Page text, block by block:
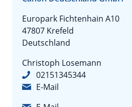
Europark Fichtenhain A10
47807 Krefeld
Deutschland
Christoph Losemann
02151345344
E-Mail